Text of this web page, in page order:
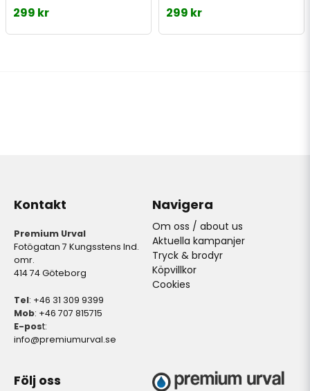
299 kr 299 kr
Kontakt
Premium Urval
Fotögatan 7 Kungsstens Ind.
omr.
414 74 Göteborg
Tel: +46 31 309 9399
Mob: +46 707 815715
E-post:
info@premiumurval.se
Navigera
Om oss / about us
Aktuella kampanjer
Tryck & brodyr
Köpvillkor
Cookies
Följ oss